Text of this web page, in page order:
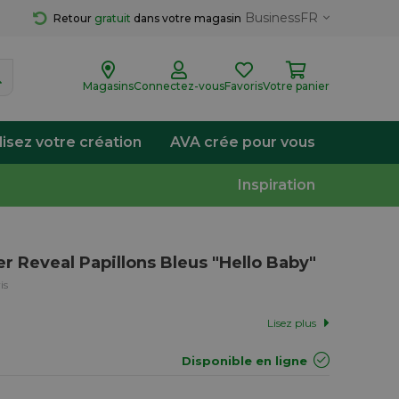
Retour gratuit dans votre magasin BusinessFR
MagasinsConnectez-vousFavorisVotre panier
votre création AVA crée pour vous
Inspiration
Reveal Papillons Bleus "Hello Baby"
Lisez plus
Disponible en ligne